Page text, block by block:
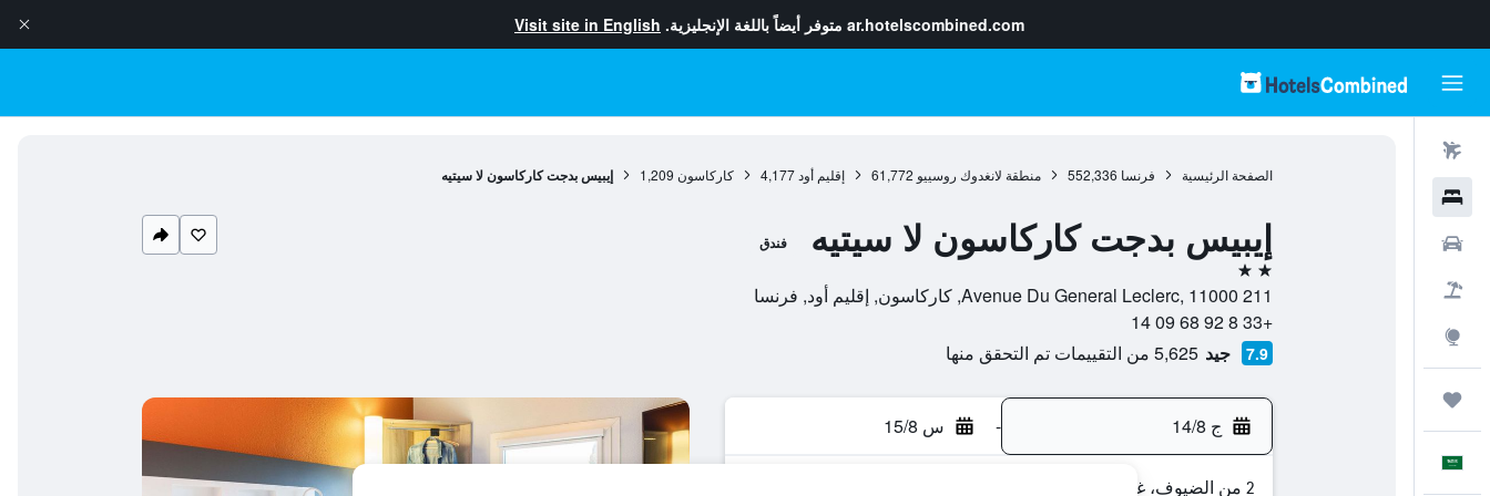
ar.hotelscombined.com متوفر أيضاً باللغة الإنجليزية. Visit site in English
الصفحة الرئيسية فرنسا 552,336 منطقة لانغدوك روسييو 61,772 إقليم أود 4,177 كاركاسون 1,209 إيبيس بدجت كاركاسون لا سيتيه
إيبيس بدجت كاركاسون لا سيتيه فندق
2 نجمتين
211 Avenue Du General Leclerc, 11000, كاركاسون, إقليم أود, فرنسا
+33 8 92 68 09 14
7.9 جيد 5,625 من التقييمات تم التحقق منها
ج 14/8 - س 15/8
2 من الضيوف، غرفة واحدة